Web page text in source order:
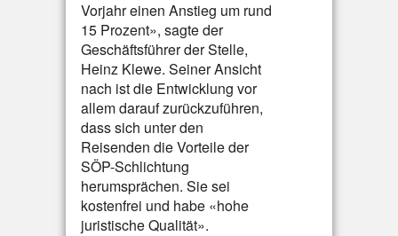
Vorjahr einen Anstieg um rund
15 Prozent», sagte der
Geschäftsführer der Stelle,
Heinz Klewe. Seiner Ansicht
nach ist die Entwicklung vor
allem darauf zurückzuführen,
dass sich unter den
Reisenden die Vorteile der
SÖP-Schlichtung
herumsprächen. Sie sei
kostenfrei und habe «hohe
juristische Qualität».